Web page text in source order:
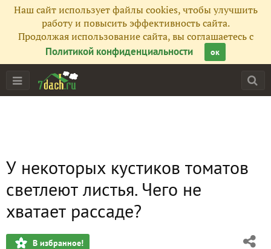
Наш сайт использует файлы cookies, чтобы улучшить
работу и повысить эффективность сайта.
Продолжая использование сайта, вы соглашаетесь с
Политикой конфиденциальности
ок
У некоторых кустиков томатов
светлеют листья. Чего не
хватает рассаде?
В избранное!